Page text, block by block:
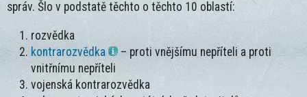
správ. Šlo v podstatě těchto o těchto 10 oblastí:
rozvědka
kontrarozvědka
– proti vnějšímu nepříteli a proti
vnitřnímu nepříteli
vojenská kontrarozvědka